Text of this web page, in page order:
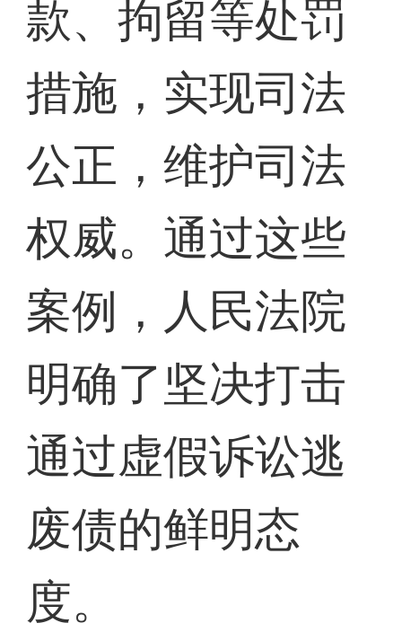
款、拘留等处罚
措施，实现司法
公正，维护司法
权威。通过这些
案例，人民法院
明确了坚决打击
通过虚假诉讼逃
废债的鲜明态
度。